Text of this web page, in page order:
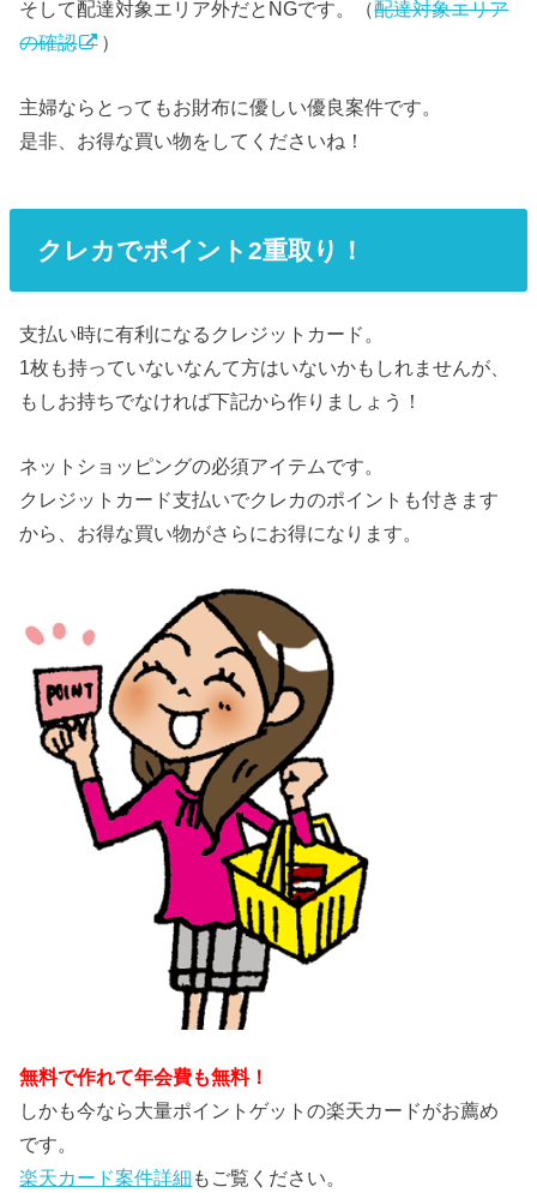
そして配達対象エリア外だとNGです。（配達対象エリア
の確認
）
主婦ならとってもお財布に優しい優良案件です。
是非、お得な買い物をしてくださいね！
クレカでポイント2重取り！
支払い時に有利になるクレジットカード。
1枚も持っていないなんて方はいないかもしれませんが、
もしお持ちでなければ下記から作りましょう！
ネットショッピングの必須アイテムです。
クレジットカード支払いでクレカのポイントも付きます
から、お得な買い物がさらにお得になります。
無料で作れて年会費も無料！
しかも今なら大量ポイントゲットの楽天カードがお薦め
です。
楽天カード案件詳細 もご覧ください。